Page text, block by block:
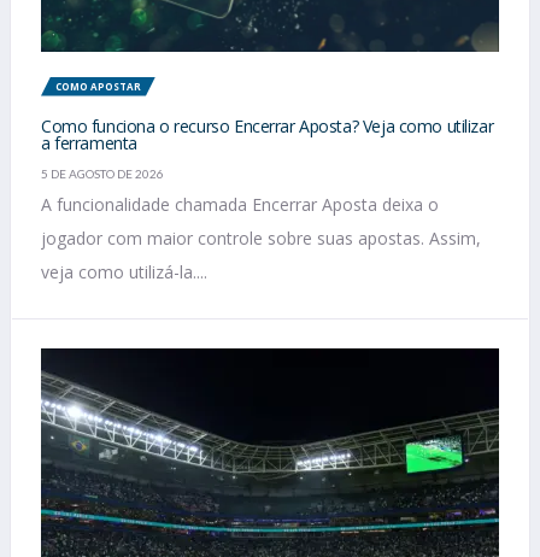
COMO APOSTAR
Como funciona o recurso Encerrar Aposta? Veja como utilizar
a ferramenta
5 DE AGOSTO DE 2026
A funcionalidade chamada Encerrar Aposta deixa o
jogador com maior controle sobre suas apostas. Assim,
veja como utilizá-la....